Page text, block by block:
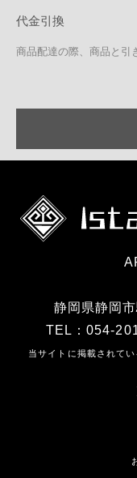
代金引換
商品配達の際、商品と引
静岡県静岡
TEL：054-
当サイトに掲載されて